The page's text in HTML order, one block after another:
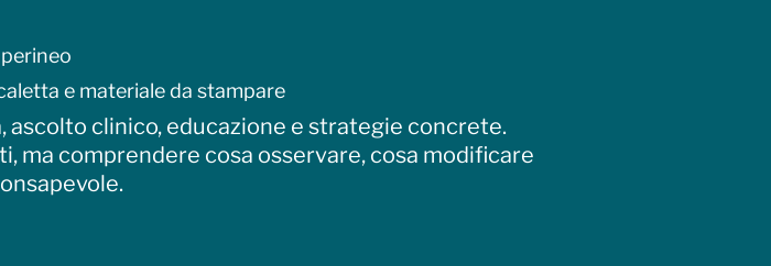
e materiale da stampare
clinico, educazione e strategie concrete.
ma comprendere cosa osservare, cosa modificare